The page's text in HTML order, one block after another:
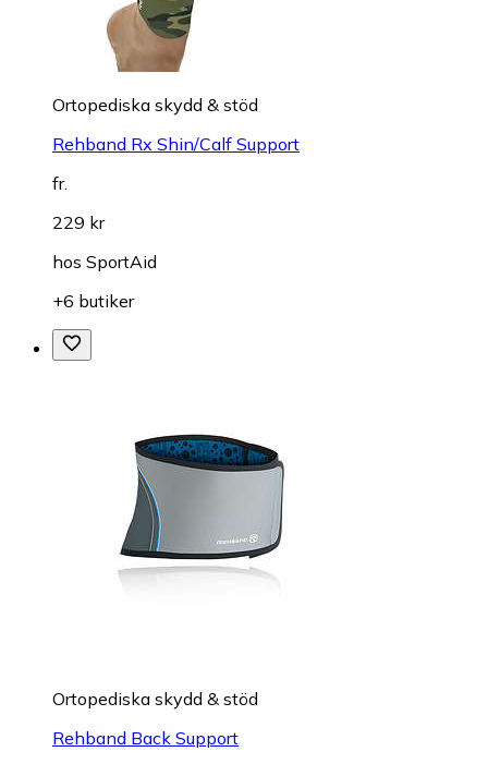
Ortopediska skydd & stöd
Rehband Rx Shin/Calf Support
fr.
229 kr
hos SportAid
+6 butiker
Ortopediska skydd & stöd
Rehband Back Support